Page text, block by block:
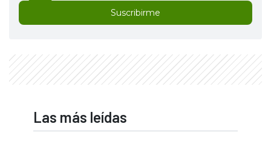
Suscribirme
Las más leídas